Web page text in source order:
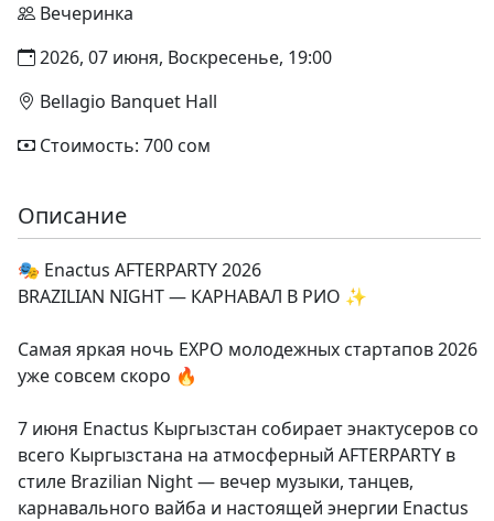
Вечеринка
2026, 07 июня, Воскресенье, 19:00
Bellagio Banquet Hall
Стоимость: 700 сом
Описание
🎭 Enactus AFTERPARTY 2026
BRAZILIAN NIGHT — КАРНАВАЛ В РИО ✨
Самая яркая ночь EXPO молодежных стартапов 2026
уже совсем скоро 🔥
7 июня Enactus Кыргызстан собирает энактусеров со
всего Кыргызстана на атмосферный AFTERPARTY в
стиле Brazilian Night — вечер музыки, танцев,
карнавального вайба и настоящей энергии Enactus